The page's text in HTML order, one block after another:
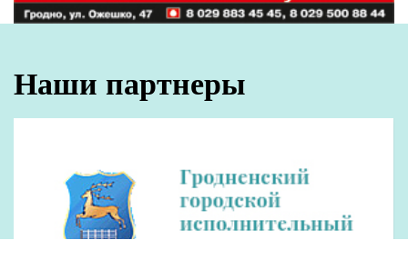
Наши партнеры